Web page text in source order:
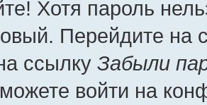
Хотя пароль
Перейдите на
ссылку Забыли
войти на